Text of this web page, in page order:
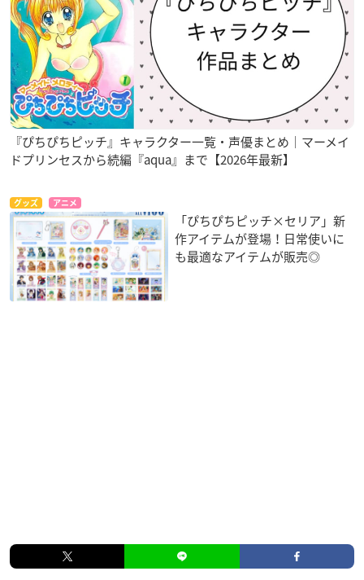
『ぴちぴちピッチ』キャラクター一覧・声優まとめ｜マーメイ
ドプリンセスから続編『aqua』まで【2026年最新】
グッズ アニメ
「ぴちぴちピッチ×セリア」新
作アイテムが登場！日常使いに
も最適なアイテムが販売◎